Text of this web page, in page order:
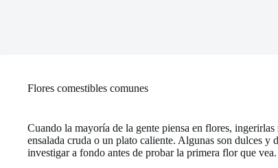
Flores comestibles comunes
Cuando la mayoría de la gente piensa en flores,
ensalada cruda o un plato caliente. Algunas son dulces y
investigar a fondo antes de probar la primera flor que vea.